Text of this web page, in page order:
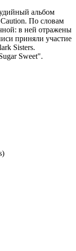
альбом
По словам
в ней отражены
приняли участие
Sisters.
Sweet".